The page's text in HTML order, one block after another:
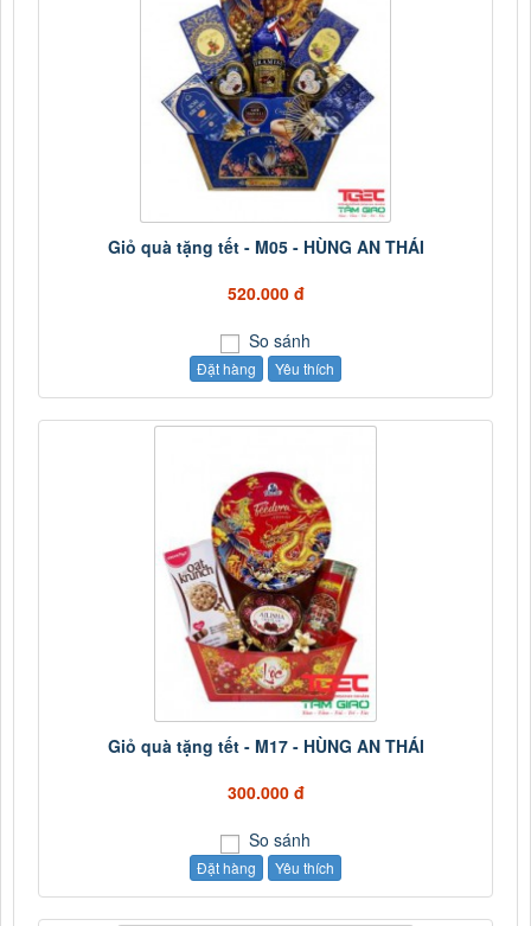
Giỏ quà tặng tết - M05 - HÙNG AN THÁI
520.000 đ
So sánh
Đặt hàng Yêu thích
Giỏ quà tặng tết - M17 - HÙNG AN THÁI
300.000 đ
So sánh
Đặt hàng Yêu thích